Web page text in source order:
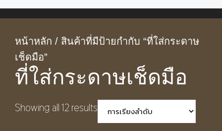
หน้าหลัก / สินค้าที่มีป้ายกำกับ “ที่ใส่กระดาษ
เช็ดมือ”
ที่ใส่กระดาษเช็ดมือ
Showing all 12 results